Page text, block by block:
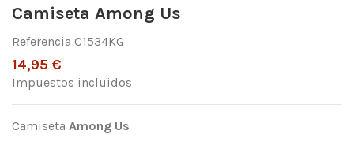
Camiseta Among Us
Referencia C1534KG
14,95 €
Impuestos incluidos
Camiseta Among Us